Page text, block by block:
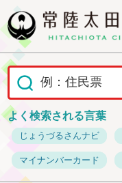
よく検索される言葉
じょうづるさんナビ
マイナンバーカード